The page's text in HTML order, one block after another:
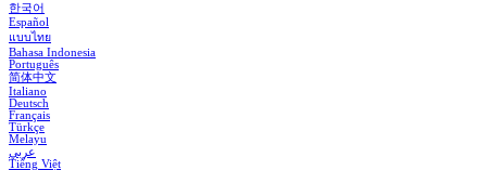
한국어
Español
แบบไทย
Bahasa Indonesia
Português
简体中文
Italiano
Deutsch
Français
Türkçe
Melayu
عربي
Tiếng Việt